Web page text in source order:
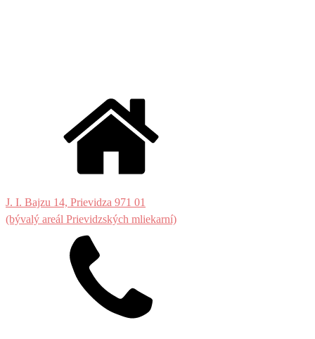
J. I. Bajzu 14, Prievidza 971 01
(bývalý areál Prievidzských mliekarní)